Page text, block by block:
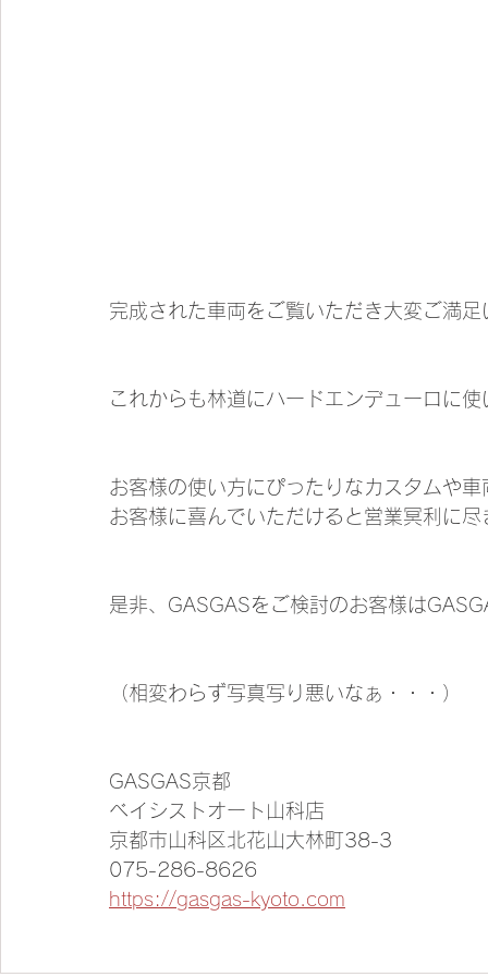
完成された車両をご覧いただき大変ご満
これからも林道にハードエンデューロに
お客様の使い方にぴったりなカスタムや
お客様に喜んでいただけると営業冥利に尽
是非、GASGASをご検討のお客様は
（相変わらず写真写り悪いなぁ・・・）
GASGAS京都
ベイシストオート山科店
京都市山科区北花山大林町38-3
075-286-8626
https://gasgas-kyoto.com